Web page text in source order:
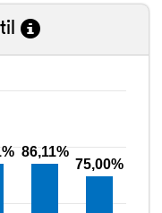
86,11%
75,00%